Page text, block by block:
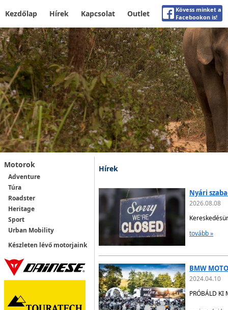
Kezdőlap Hírek Kapcsolat Outlet
Kövess minket a
Facebookon is!
Motorok
Adventure
Túra
Roadster
Heritage
Sport
Urban Mobility
Készleten lévő motorjaink
Hírek
Nyári
2026.08.08
tovább »
BMW
2024.04.10
PRÓBÁLD KI